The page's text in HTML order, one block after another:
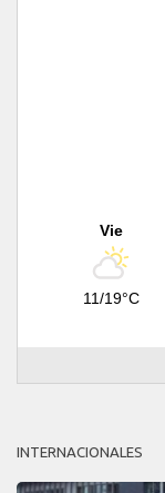
Vie
11/19°C
INTERNACIONALES